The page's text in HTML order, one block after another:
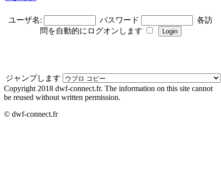
ユーザ名: パスワード
各訪
問を自動的にログオンします
ジャンプします
Copyright 2018 dwf-connect.fr. The information on this site cannot
be reused without written permission.
© dwf-connect.fr